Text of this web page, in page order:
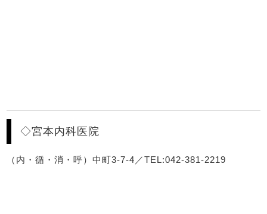
◇宮本内科医院
（内・循・消・呼）中町3-7-4／TEL:042-381-2219